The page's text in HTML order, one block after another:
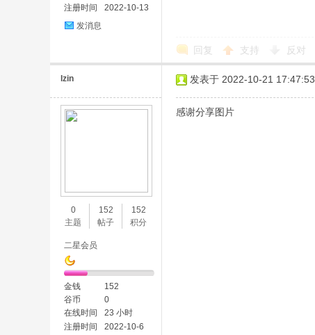
注册时间
2022-10-13
发消息
回复 支持 反对
lzin
0
主题
152
帖子
152
积分
二星会员
金钱
152
谷币
0
在线时间
23 小时
注册时间
2022-10-6
发表于 2022-10-21 17:47:53
感谢分享图片